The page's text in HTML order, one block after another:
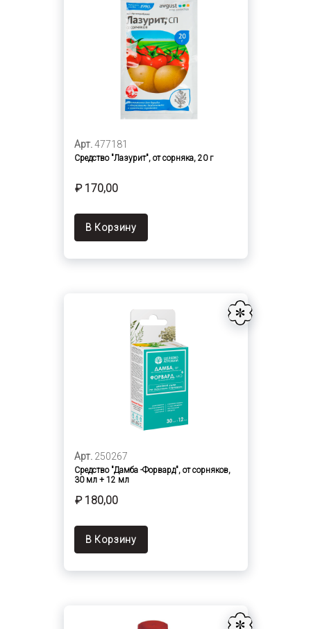
Арт. 477181
Средство "Лазурит", от сорняка, 20 г
₽ 170,00
В Корзину
Арт. 250267
Средство "Дамба -Форвард", от сорняков,
30 мл + 12 мл
₽ 180,00
В Корзину